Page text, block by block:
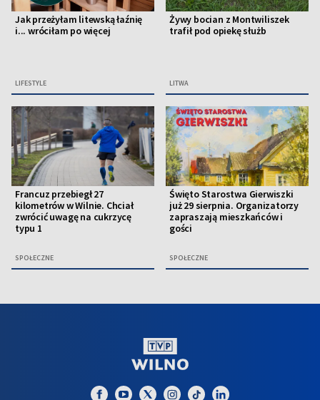
Jak przeżyłam litewską łaźnię
i... wróciłam po więcej
LIFESTYLE
Żywy bocian z Montwiliszek
trafił pod opiekę służb
LITWA
Francuz przebiegł 27
kilometrów w Wilnie. Chciał
zwrócić uwagę na cukrzycę
typu 1
SPOŁECZNE
Święto Starostwa Gierwiszki
już 29 sierpnia. Organizatorzy
zapraszają mieszkańców i
gości
SPOŁECZNE